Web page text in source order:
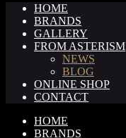
HOME
BRANDS
GALLERY
FROM ASTERISM
NEWS
BLOG
ONLINE SHOP
CONTACT
HOME
BRANDS